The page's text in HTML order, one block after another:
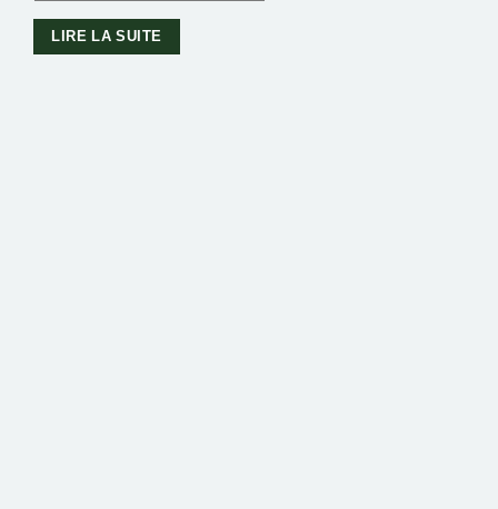
LIRE LA SUITE